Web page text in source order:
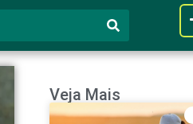
Veja Mais